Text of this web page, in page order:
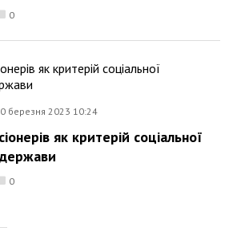
0
березня 2023 10:24
як критерій соціальної
держави
0